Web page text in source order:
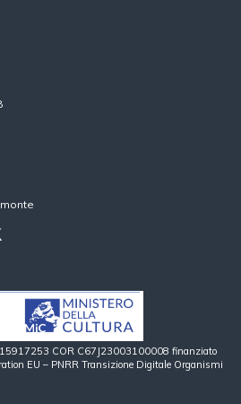
COR C67J23003100008 finanziato
EU – PNRR Transizione Digitale Organismi